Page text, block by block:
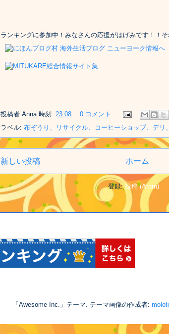
ランキングに参加中！みなさんの応援がはげみです！！
投稿者 Anna 時刻: 23:08
0 コメント
ラベル: 布ぞうり、リサイクル、コーヒーショップ、デリ
新しい投稿 ホーム
登録:投稿 (Atom)
「Awesome Inc.」テーマ. テーマ画像の作成者: